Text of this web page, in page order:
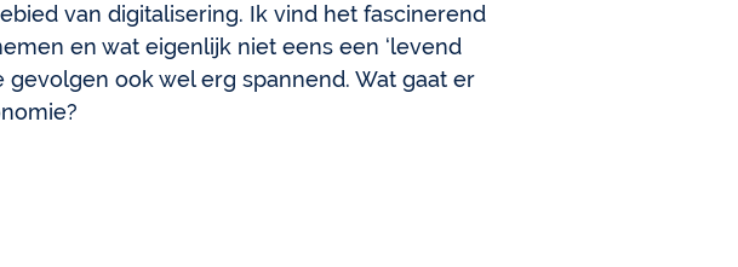
van digitalisering. Ik vind het fascinerend
en wat eigenlijk niet eens een ‘levend
gevolgen ook wel erg spannend. Wat gaat er